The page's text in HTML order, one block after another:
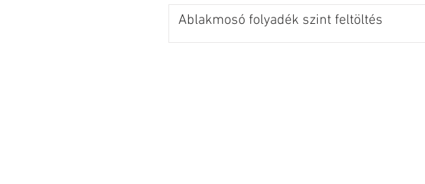
Ablakmosó folyadék szint feltöltés